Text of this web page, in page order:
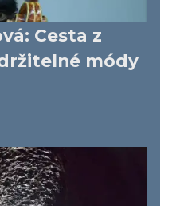
Cesta z
módy